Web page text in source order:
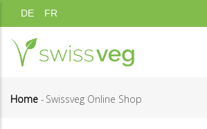
to
main
content
DE FR
Home - Swissveg Online Shop